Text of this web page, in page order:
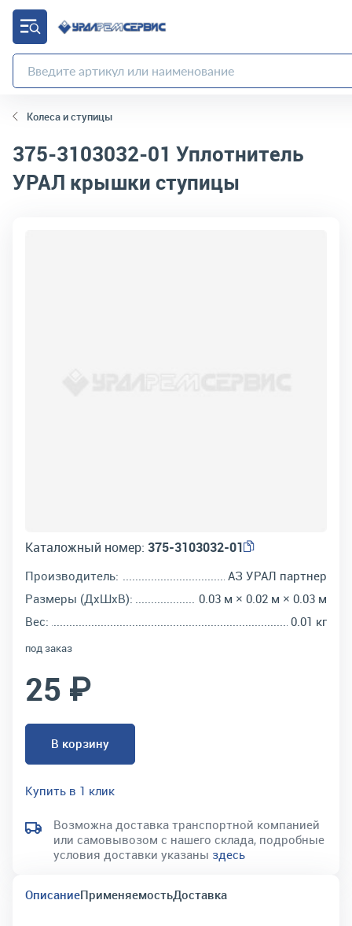
Колеса и ступицы
375-3103032-01 Уплотнитель
УРАЛ крышки ступицы
Каталожный номер: 375-3103032-01
Производитель:
АЗ УРАЛ партнер
Размеры (ДхШхВ):
0.03 м × 0.02 м × 0.03 м
Вес:
0.01 кг
под заказ
25 ₽
В корзину
Купить в 1 клик
Возможна доставка транспортной компанией
или самовывозом с нашего склада, подробные
условия доставки указаны здесь
ОписаниеПрименяемостьДоставка